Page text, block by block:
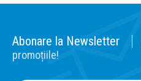
Abonare la Newsletter
promoțiile!